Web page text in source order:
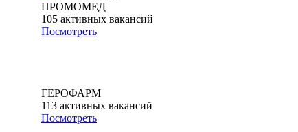
ПРОМОМЕД
105 активных вакансий
Посмотреть
ГЕРОФАРМ
113 активных вакансий
Посмотреть